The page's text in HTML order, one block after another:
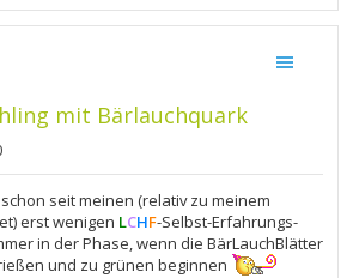
mit Bärlauchquark
seit meinen (relativ zu meinem
erst wenigen LCHF-Selbst-Erfahrungs-
in der Phase, wenn die BärLauchBlätter
und zu grünen beginnen